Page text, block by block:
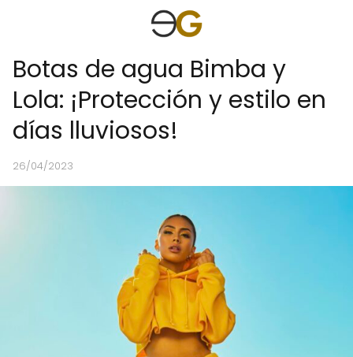
Botas de agua Bimba y
Lola: ¡Protección y estilo en
días lluviosos!
26/04/2023